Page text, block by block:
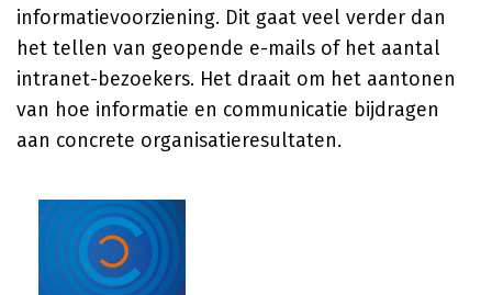
informatievoorziening. Dit gaat veel verder dan
het tellen van geopende e-mails of het aantal
intranet-bezoekers. Het draait om het aantonen
van hoe informatie en communicatie bijdragen
aan concrete organisatieresultaten.